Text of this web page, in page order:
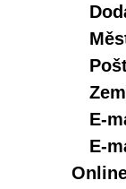
E-
E-